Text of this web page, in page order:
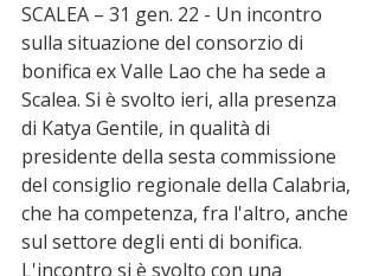
SCALEA – 31 gen. 22 - Un incontro
sulla situazione del consorzio di
bonifica ex Valle Lao che ha sede a
Scalea. Si è svolto ieri, alla presenza
di Katya Gentile, in qualità di
presidente della sesta commissione
del consiglio regionale della Calabria,
che ha competenza, fra l'altro, anche
sul settore degli enti di bonifica.
L'incontro si è svolto con una